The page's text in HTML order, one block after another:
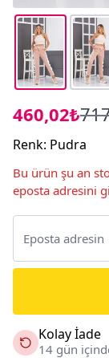
460,02₺
Renk: Pudra
Bu ürün şu an
eposta adresini
Kolay İade
14 gün